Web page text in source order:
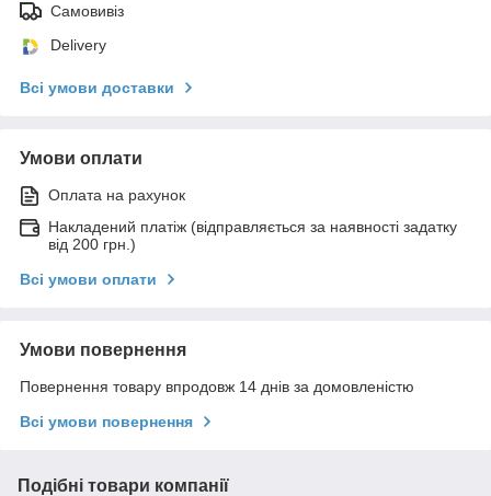
Самовивіз
Delivery
Всі умови доставки
Умови оплати
Оплата на рахунок
Накладений платіж (відправляється за наявності задатку
від 200 грн.)
Всі умови оплати
Умови повернення
Повернення товару впродовж 14 днів за домовленістю
Всі умови повернення
Подібні товари компанії